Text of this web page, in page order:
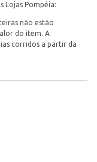
Lojas Pompéia:
não estão
do item. A
corridos a partir da